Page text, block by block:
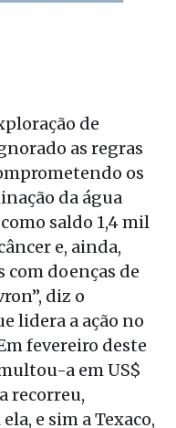
de
as regras
os
da água
saldo 1,4 mil
e, ainda,
com doenças de
diz o
lidera a ação no
fevereiro deste
a em US$
recorreu,
e sim a Texaco,